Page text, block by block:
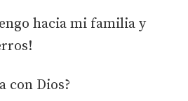
hacia mi familia y
con Dios?